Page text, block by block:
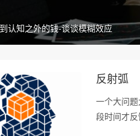
认知之外的钱-谈谈模糊效应
反射弧
一个大问
段时间才